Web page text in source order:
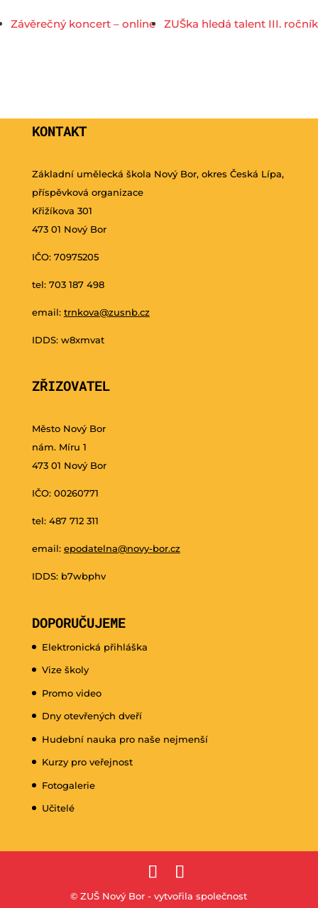
Závěrečný koncert – online ZUŠka hledá talent III. ročník
KONTAKT
Základní umělecká škola Nový Bor, okres Česká Lípa,
příspěvková organizace
Křižíkova 301
473 01 Nový Bor
IČO: 70975205
tel: 703 187 498
email: trnkova@zusnb.cz
IDDS: w8xmvat
ZŘIZOVATEL
Město Nový Bor
nám. Míru 1
473 01 Nový Bor
IČO: 00260771
tel: 487 712 311
email: epodatelna@novy-bor.cz
IDDS: b7wbphv
DOPORUČUJEME
Elektronická přihláška
Vize školy
Promo video
Dny otevřených dveří
Hudební nauka pro naše nejmenší
Kurzy pro veřejnost
Fotogalerie
Učitelé
© ZUŠ Nový Bor - vytvořila společnost